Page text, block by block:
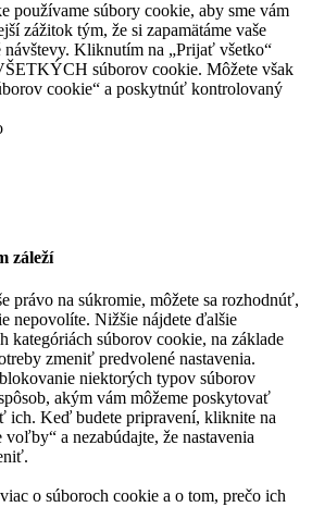
používame súbory cookie, aby sme vám
zážitok tým, že si zapamätáme vaše
návštevy. Kliknutím na „Prijať všetko“
súborov cookie. Môžete však
cookie“ a poskytnúť kontrolovaný
záleží
právo na súkromie, môžete sa rozhodnúť,
nepovolíte. Nižšie nájdete ďalšie
kategóriách súborov cookie, na základe
zmeniť predvolené nastavenia.
niektorých typov súborov
akým vám môžeme poskytovať
ich. Keď budete pripravení, kliknite na
a nezabúdajte, že nastavenia
o súboroch cookie a o tom, prečo ich